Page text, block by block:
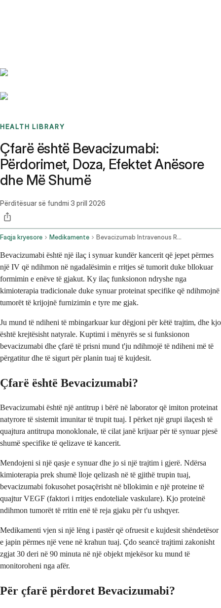
HEALTH LIBRARY
Çfarë është Bevacizumabi:
Përdorimet, Doza, Efektet Anësore
dhe Më Shumë
Përditësuar së fundmi 3 prill 2026
Faqja kryesore Medikamente Bevacizumab Intravenous Route
Bevacizumabi është një ilaç i synuar kundër kancerit që jepet përmes
një IV që ndihmon në ngadalësimin e rritjes së tumorit duke bllokuar
formimin e enëve të gjakut. Ky ilaç funksionon ndryshe nga
kimioterapia tradicionale duke synuar proteinat specifike që ndihmojnë
tumorët të krijojnë furnizimin e tyre me gjak.
Ju mund të ndiheni të mbingarkuar kur dëgjoni për këtë trajtim, dhe kjo
është krejtësisht natyrale. Kuptimi i mënyrës se si funksionon
bevacizumabi dhe çfarë të prisni mund t'ju ndihmojë të ndiheni më të
përgatitur dhe të sigurt për planin tuaj të kujdesit.
Çfarë është Bevacizumabi?
Bevacizumabi është një antitrup i bërë në laborator që imiton proteinat
natyrore të sistemit imunitar të trupit tuaj. I përket një grupi ilaçesh të
quajtura antitrupa monoklonale, të cilat janë krijuar për të synuar pjesë
shumë specifike të qelizave të kancerit.
Mendojeni si një qasje e synuar dhe jo si një trajtim i gjerë. Ndërsa
kimioterapia prek shumë lloje qelizash në të gjithë trupin tuaj,
bevacizumabi fokusohet posaçërisht në bllokimin e një proteine të
quajtur VEGF (faktori i rritjes endoteliale vaskulare). Kjo proteinë
ndihmon tumorët të rritin enë të reja gjaku për t'u ushqyer.
Medikamenti vjen si një lëng i pastër që ofruesit e kujdesit shëndetësor
e japin përmes një vene në krahun tuaj. Çdo seancë trajtimi zakonisht
zgjat 30 deri në 90 minuta në një objekt mjekësor ku mund të
monitoroheni nga afër.
Për çfarë përdoret Bevacizumabi?